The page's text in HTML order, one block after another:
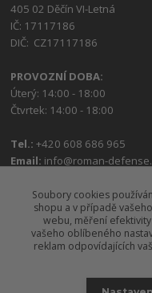
405 02 Děčín VI-Letná
IČ: 17117186
DIČ: CZ17117186
PROVOZNÍ DOBA:
Úterý: 14:00 - 18:00
Čtvrtek: 14:00 - 18:00
Tel.:+420 608 686 965
Email: info@roman-
Soubory cookies
shopu a v případě
webu, měření
vašeho oblíbeného
reklam odpovídajících